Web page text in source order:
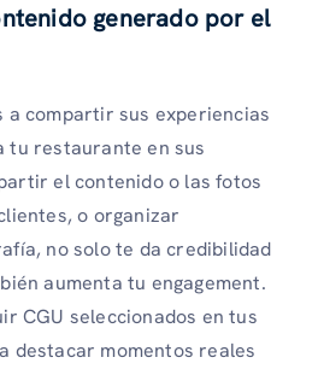
generado por el
a compartir sus experiencias
tu restaurante en sus
el contenido o las fotos
o organizar
no solo te da credibilidad
aumenta tu engagement.
CGU seleccionados en tus
destacar momentos reales